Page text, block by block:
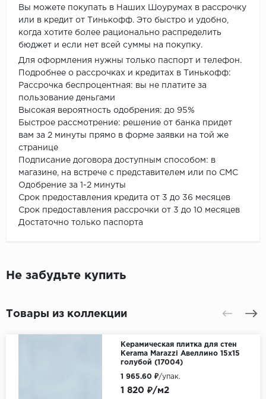
Вы можете покупать в Наших Шоурумах в рассрочку
или в кредит от Тинькофф. Это быстро и удобно,
когда хотите более рационально распределить
бюджет и если нет всей суммы на покупку.
Для оформления нужны только паспорт и телефон.
Подробнее о рассрочках и кредитах в Тинькофф:
Рассрочка беспроцентная: вы не платите за
пользование деньгами
Высокая вероятность одобрения: до 95%
Быстрое рассмотрение: решение от банка придет
вам за 2 минуты прямо в форме заявки на той же
странице
Подписание договора доступным способом: в
магазине, на встрече с представителем или по СМС
Одобрение за 1-2 минуты
Срок предоставления кредита от 3 до 36 месяцев
Срок предоставления рассрочки от 3 до 10 месяцев
Достаточно только паспорта
Не забудьте купить
Товары из коллекции
Керамическая плитка для стен
Kerama Marazzi Авеллино 15x15
голубой (17004)
1 820 ₽/м2
1 965.60 ₽/упак.